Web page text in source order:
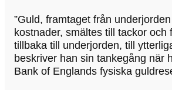
”Guld, framtaget från
kostnader, smältes till tackor och
tillbaka till underjorden, till
beskriver han sin tankegång när
Bank of Englands fysiska